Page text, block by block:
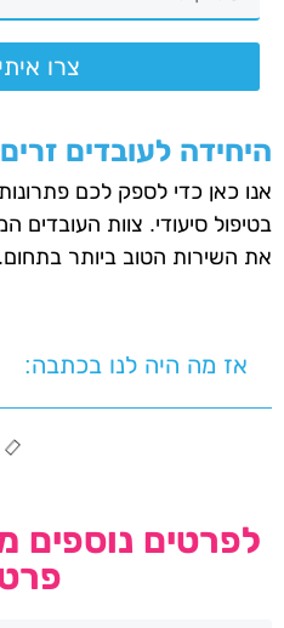
צרו
היחידה לעובדים
אנו כאן כדי לספק לכם
בטיפול סיעודי. צוות העובדים
את השירות הטוב ביותר בתחום.
אז מה היה לנו בכתבה:
לפרטים נוספים